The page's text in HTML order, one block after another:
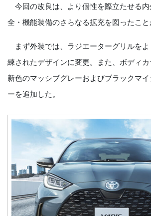
今回の改良は、より個性を際立たせる
全・機能装備のさらなる拡充を図ったこと
まず外装では、ラジエーターグリルを
練されたデザインに変更。また、ボディ
新色のマッシブグレーおよびブラックマ
ーを追加した。